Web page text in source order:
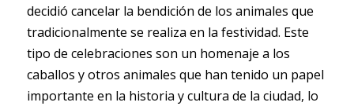
decidió cancelar la bendición de los animales que
tradicionalmente se realiza en la festividad. Este
tipo de celebraciones son un homenaje a los
caballos y otros animales que han tenido un papel
importante en la historia y cultura de la ciudad, lo